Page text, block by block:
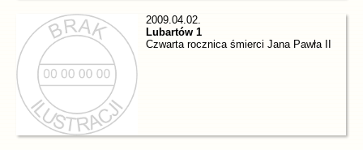
2009.04.02.
Lubartów 1
Czwarta rocznica śmierci Jana Pawła II